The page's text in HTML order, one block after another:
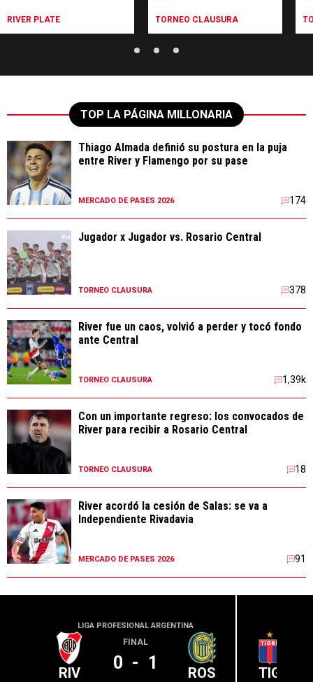
RIVER PLATE TORNEO CLAUSURA
TOP LA PÁGINA MILLONARIA
Thiago Almada definió su postura en la puja
entre River y Flamengo por su pase
MERCADO DE PASES 2026 174
Jugador x Jugador vs. Rosario Central
TORNEO CLAUSURA 378
River fue un caos, volvió a perder y tocó fondo
ante Central
TORNEO CLAUSURA 1,39k
Con un importante regreso: los convocados de
River para recibir a Rosario Central
TORNEO CLAUSURA 18
River acordó la cesión de Salas: se va a
Independiente Rivadavia
MERCADO DE PASES 2026 91
LIGA PROFESIONAL ARGENTINA
RIV
FINAL
0 - 1 ROS TIG